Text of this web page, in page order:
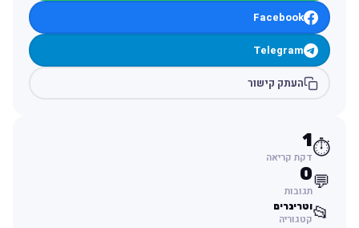
Facebook
Telegram
העתק קישור
⏱️
1
דקת קריאה
💬
0
תגובות
📂וטרינרים
קטגוריה